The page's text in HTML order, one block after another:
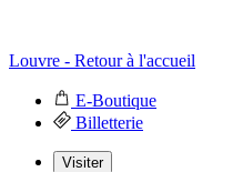
Louvre - Retour à l'accueil
E-Boutique
Billetterie
Visiter